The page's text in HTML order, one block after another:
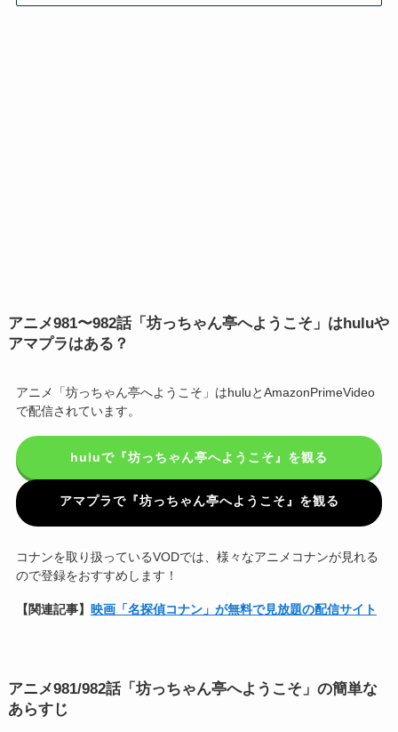
アニメ981〜982話「坊っちゃん亭へようこそ」はhuluや
アマプラはある？
アニメ「坊っちゃん亭へようこそ」はhuluとAmazonPrimeVideo
で配信されています。
huluで『坊っちゃん亭へようこそ』を観る
アマプラで『坊っちゃん亭へようこそ』を観る
コナンを取り扱っているVODでは、様々なアニメコナンが見れる
ので登録をおすすめします！
【関連記事】 映画「名探偵コナン」が無料で見放題の配信サイト
アニメ981/982話「坊っちゃん亭へようこそ」の簡単な
あらすじ